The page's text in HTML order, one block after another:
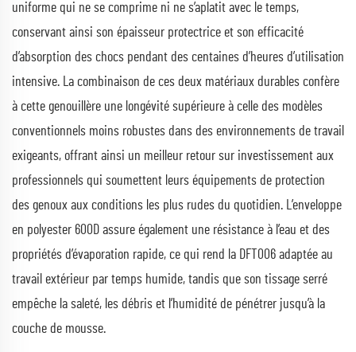
uniforme qui ne se comprime ni ne s’aplatit avec le temps,
conservant ainsi son épaisseur protectrice et son efficacité
d’absorption des chocs pendant des centaines d’heures d’utilisation
intensive. La combinaison de ces deux matériaux durables confère
à cette genouillère une longévité supérieure à celle des modèles
conventionnels moins robustes dans des environnements de travail
exigeants, offrant ainsi un meilleur retour sur investissement aux
professionnels qui soumettent leurs équipements de protection
des genoux aux conditions les plus rudes du quotidien. L’enveloppe
en polyester 600D assure également une résistance à l’eau et des
propriétés d’évaporation rapide, ce qui rend la DFT006 adaptée au
travail extérieur par temps humide, tandis que son tissage serré
empêche la saleté, les débris et l’humidité de pénétrer jusqu’à la
couche de mousse.